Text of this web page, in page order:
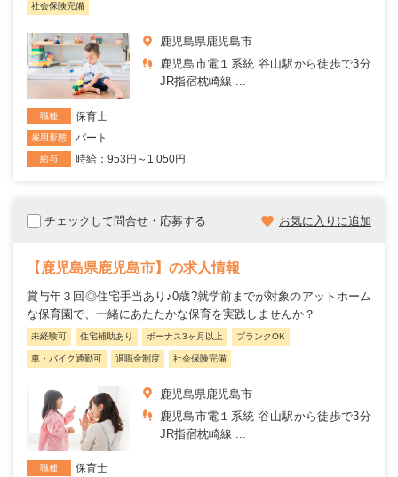
社会保険完備
鹿児島県鹿児島市
鹿児島市電１系統 谷山駅から徒歩で3分
JR指宿枕崎線 ...
職種 保育士
雇用形態 パート
給与 時給：953円～1,050円
チェックして問合せ・応募する お気に入りに追加
【鹿児島県鹿児島市】の求人情報
賞与年３回◎住宅手当あり♪0歳?就学前までが対象のアットホーム
な保育園で、一緒にあたたかな保育を実践しませんか？
未経験可 住宅補助あり ボーナス3ヶ月以上 ブランクOK
車・バイク通勤可 退職金制度 社会保険完備
鹿児島県鹿児島市
鹿児島市電１系統 谷山駅から徒歩で3分
JR指宿枕崎線 ...
職種 保育士